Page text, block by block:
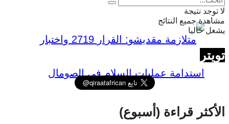
لا توجد نتيجة
مشاهدة جميع النتائج
يشغل حاليا
تويتر
الأكثر قراءة (أسبوع)